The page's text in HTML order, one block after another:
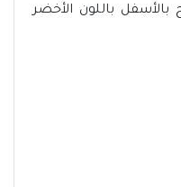
بالأسفل باللون الأخضر